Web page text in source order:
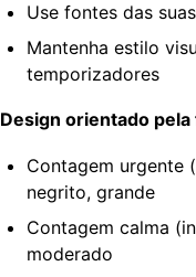
Use fontes das
Mantenha estilo
temporizadores
Design orientado pela
Contagem urgente
negrito, grande
Contagem calma
moderado